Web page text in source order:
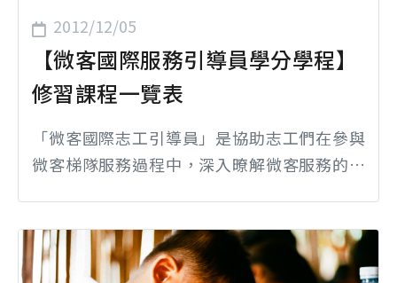
2012/12/05
【微客國際服務引導員學分學程】
修習課程一覽表
「微客國際志工引導員」是協助志工們在參與
微客梯隊服務過程中，深入暸解微客服務的價
引導員學分學程】。培訓課程內容包含 「引導
員心態建立」、「梯隊引導目標及設計」、